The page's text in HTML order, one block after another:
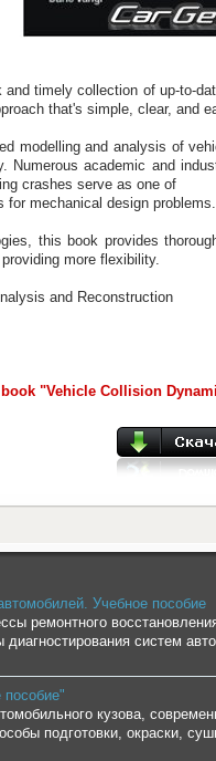
timely collection of up-to-
that's simple, clear, and
modelling and analysis of
Numerous academic and
crashes serve as one of
mechanical design problems.
this book provides
more flexibility.
and Reconstruction
book "Vehicle Collision
Учебное пособие
ремонтного
систем
пособие"
кузова,
подготовки, окраски,